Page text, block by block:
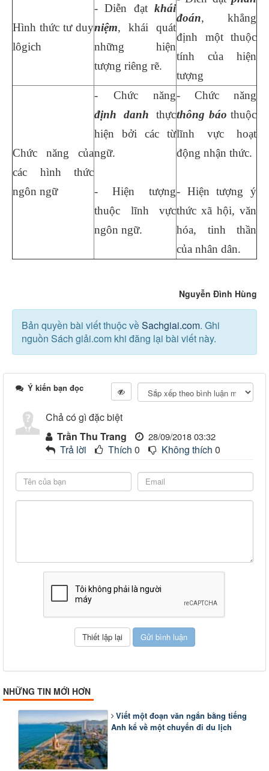
Hình thức tư duy
lôgich
- Diễn đạt khái
niệm, khái quát
những hiện
tượng riêng rẽ.
đoán, khẳng
định một thuộc
tính của hiện
tượng
Chức năng của
các hình thức
ngôn ngữ
- Chức năng
định danh thực
hiện bởi các từ
ngữ.
- Hiện tượng
thuộc lĩnh vực
ngôn ngữ.
- Chức năng
thông báo thuộc
lĩnh vực hoạt
động nhận thức.
- Hiện tượng ý
thức xã hội, văn
hóa, tinh thần
của nhân dân.
Nguyễn Đình Hùng
Bản quyền bài viết thuộc vềSachgiai.com. Ghi
nguồn Sách giải.com khi đăng lại bài viết này.
Ý kiến bạn đọc
Chả có gì đặc biệt
Trần Thu Trang
28/09/2018 03:32
Trả lời Thích 0 Không thích 0
NHỮNG TIN MỚI HƠN
Viết một đoạn văn ngắn bằng tiếng
Anh kể về một chuyến đi du lịch